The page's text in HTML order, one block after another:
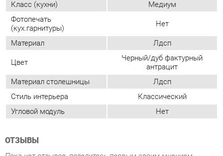
антрацит
Материал столешницы
Стиль интерьера
Угловой модуль
Нет
ОТЗЫВЫ
Пока нет отзывов, поделитесь первым своим мнением.
ДОБАВИТЬ ОТЗЫВ